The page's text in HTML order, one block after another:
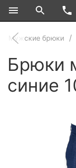
Мужские брюки
Брюки
синие